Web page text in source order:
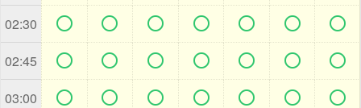
02:30       
02:45       
03:00       